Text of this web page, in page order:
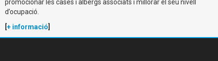
promocionar les cases i albergs associats i millorar el seu nivell
d’ocupació.
+ informació